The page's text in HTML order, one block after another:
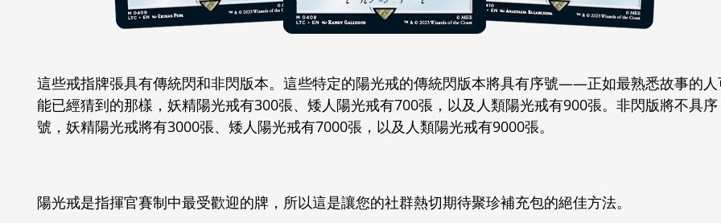
這些戒指牌張具有傳統閃和非閃版本。這些特定的陽光戒的傳統閃版本將具有序號——正如最熟悉故事的人
能已經猜到的那樣，妖精陽光戒有300張、矮人陽光戒有700張，以及人類陽光戒有900張。非閃版將不具序
號，妖精陽光戒將有3000張、矮人陽光戒有7000張，以及人類陽光戒有9000張。
陽光戒是指揮官賽制中最受歡迎的牌，所以這是讓您的社群熱切期待聚珍補充包的絕佳方法。